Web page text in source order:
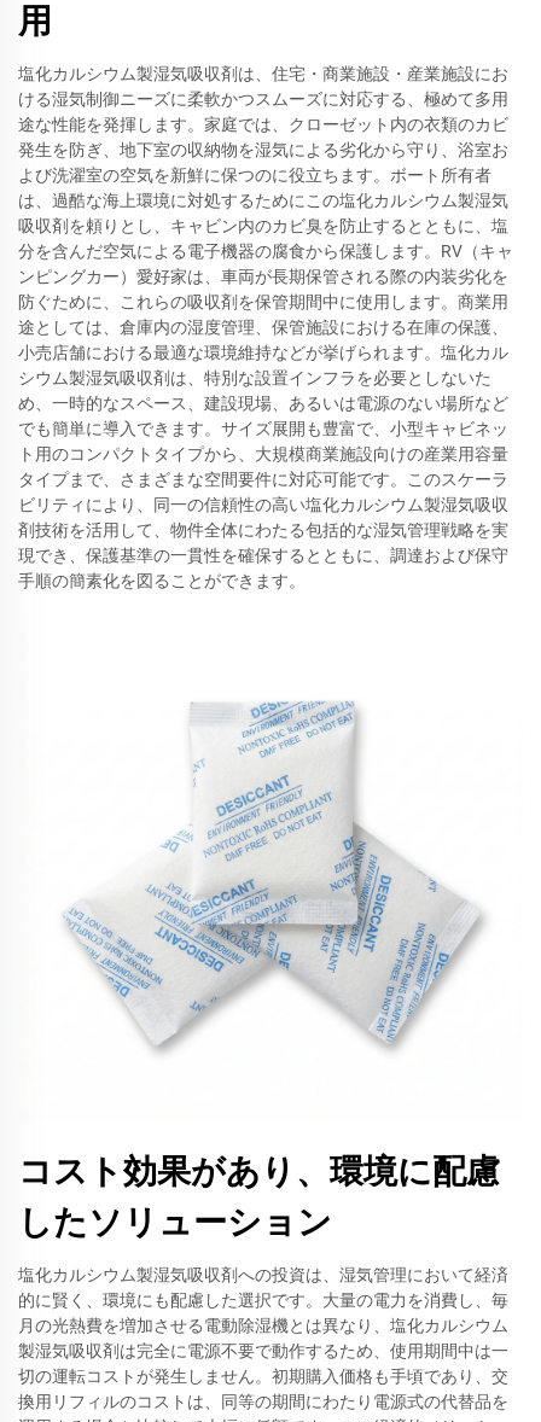
用
塩化カルシウム製湿気吸収剤は、住宅・商業施設・産業施設にお
ける湿気制御ニーズに柔軟かつスムーズに対応する、極めて多用
途な性能を発揮します。家庭では、クローゼット内の衣類のカビ
発生を防ぎ、地下室の収納物を湿気による劣化から守り、浴室お
よび洗濯室の空気を新鮮に保つのに役立ちます。ボート所有者
は、過酷な海上環境に対処するためにこの塩化カルシウム製湿気
吸収剤を頼りとし、キャビン内のカビ臭を防止するとともに、塩
分を含んだ空気による電子機器の腐食から保護します。RV（キャ
ンピングカー）愛好家は、車両が長期保管される際の内装劣化を
防ぐために、これらの吸収剤を保管期間中に使用します。商業用
途としては、倉庫内の湿度管理、保管施設における在庫の保護、
小売店舗における最適な環境維持などが挙げられます。塩化カル
シウム製湿気吸収剤は、特別な設置インフラを必要としないた
め、一時的なスペース、建設現場、あるいは電源のない場所など
でも簡単に導入できます。サイズ展開も豊富で、小型キャビネッ
ト用のコンパクトタイプから、大規模商業施設向けの産業用容量
タイプまで、さまざまな空間要件に対応可能です。このスケーラ
ビリティにより、同一の信頼性の高い塩化カルシウム製湿気吸収
剤技術を活用して、物件全体にわたる包括的な湿気管理戦略を実
現でき、保護基準の一貫性を確保するとともに、調達および保守
手順の簡素化を図ることができます。
コスト効果があり、環境に配慮
したソリューション
塩化カルシウム製湿気吸収剤への投資は、湿気管理において経済
的に賢く、環境にも配慮した選択です。大量の電力を消費し、毎
月の光熱費を増加させる電動除湿機とは異なり、塩化カルシウム
製湿気吸収剤は完全に電源不要で動作するため、使用期間中は一
切の運転コストが発生しません。初期購入価格も手頃であり、交
換用リフィルのコストは、同等の期間にわたり電源式の代替品を